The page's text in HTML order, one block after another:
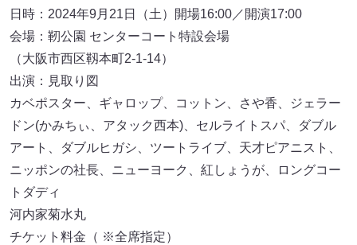
日時：2024年9月21日（土）開場16:00／開演17:00
会場：靭公園 センターコート特設会場
（大阪市西区靱本町2-1-14）
出演：見取り図
カベポスター、ギャロップ、コットン、さや香、ジェラー
ドン(かみちぃ、アタック西本)、セルライトスパ、ダブル
アート、ダブルヒガシ、ツートライブ、天才ピアニスト、
ニッポンの社長、ニューヨーク、紅しょうが、ロングコー
トダディ
河内家菊水丸
チケット料金（ ※全席指定）